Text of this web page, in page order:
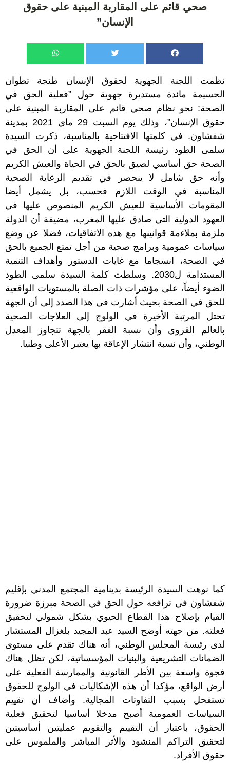
صحي قائم على المقاربة المبنية على حقوق
الإنسان”
نظمت اللجنة الجهوية لحقوق الإنسان طنجة تطوان
الحسيمة مائدة مستديرة جهوية حول ”فعلية الحق في
الصحة: نحو نظام صحي قائم على المقاربة المبنية على
حقوق الإنسان”، وذلك يوم السبت 29 ماي 2021 بمدينة
شفشاون. في كلمتها الافتتاحية بالمناسبة، ذكرت السيدة
سلمى الطود رئيسة اللجنة الجهوية على أن الحق في
الصحة حق أساسي لصيق بالحق في الحياة والعيش الكريم
وأنه حق شامل لا ينحصر في تقديم الرعاية الصحية
المناسبة في الوقت اللازم فحسب، بل يشمل أيضا
المقومات الأساسية للعيش الكريم المنصوص عليها في
العهود الدولية التي صادق عليها المغرب، مضيفة أن الدولة
ملزمة بملاءمة قوانينها مع هذه الاتفاقيات، فضلا عن وضع
سياسات عمومية وبرامج صحية من أجل تمتع الجميع بالحق
في الصحة، انسجاما مع غايات الدستور وأهداف التنمية
المستدامة ل2030. وسلطت كلمة السيدة سلمى الطود
الضوء أيضاّ، على مؤشرات ذات الصلة بالمستويات الواقعية
للحق في الصحة بحيث أشارت في هذا الصدد إلى أن الجهة
تحتل المرتبة الأخيرة في الولوج إلى العلاجات الصحية
بالعالم القروي وأن نسبة الفقر بالجهة تتجاوز المعدل
الوطني، وأن نسبة انتشار الإعاقة بها يعتبر الأعلى وطنيا.
كما نوهت السيدة الرئيسة بدينامية المجتمع المدني بإقليم
شفشاون في ترافعه حول الحق في الصحة مبرزة ضرورة
القيام بإصلاح هذا القطاع الحيوي بشكل شمولي لتحقيق
فعلته. من جهته أوضح السيد عبد المجيد بلغزال المستشار
لدى رئيسة المجلس الوطني، أنه هناك تقدم على مستوى
الضمانات التشريعية والبنيات المؤسساتية، لكن تظل هناك
فجوة واسعة بين الأطر القانونية والممارسة الفعلية على
أرض الواقع، مؤكدا أن هذه الإشكاليات في الولوج للحقوق
تستفحل بسبب التفاوتات المجالية. وأضاف أن تقييم
السياسات العمومية أصبح مدخلا أساسيا لتحقيق فعلية
الحقوق، باعتبار أن التقييم والتقويم عمليتين أساسيتين
لتحقيق التراكم المنشود والأثر المباشر والملموس على
حقوق الأفراد.